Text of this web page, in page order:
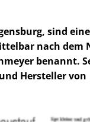
sind
nach dem
benannt.
Hersteller von